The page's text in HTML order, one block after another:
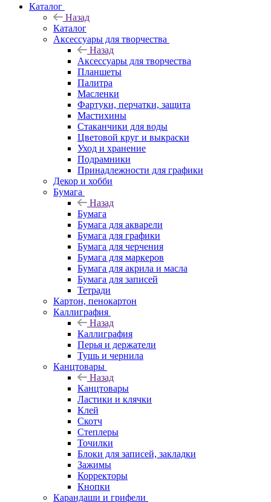
Каталог
Назад
Каталог
Аксессуары для творчества
Назад
Аксессуары для творчества
Планшеты
Палитра
Масленки
Фартуки, перчатки, защита
Мастихины
Стаканчики для воды
Цветовой круг и выкраски
Уход и хранение
Подрамники
Принадлежности для графики
Декор и хобби
Бумага
Назад
Бумага
Бумага для акварели
Бумага для графики
Бумага для черчения
Бумага для маркеров
Бумага для акрила и масла
Бумага для записей
Тетради
Картон, пенокартон
Каллиграфия
Назад
Каллиграфия
Перья и держатели
Тушь и чернила
Канцтовары
Назад
Канцтовары
Ластики и клячки
Клей
Скотч
Степлеры
Точилки
Блоки для записей, закладки
Зажимы
Корректоры
Кнопки
Карандаши и грифели